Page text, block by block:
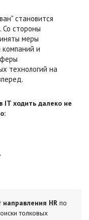
становится
. Со стороны
меры
и
технологий на
IT ходить далеко не
направления HR по
толковых